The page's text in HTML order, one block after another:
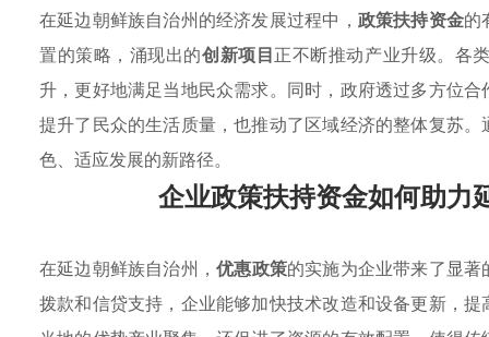
在延边朝鲜族自治州的经济发展过程中， 政策扶持资金的
置的策略，涌现出的创新项目正不断推动产业升级。各
升，更好地满足当地民众需求。同时，政府透过多方位
提升了民众的生活质量，也推动了区域经济的整体复苏
色、适应发展的新路径。
企业政策扶持资金如何助力
在延边朝鲜族自治州，优惠政策的实施为企业带来了显
拨款和信贷支持，企业能够加快技术改造和设备更新，